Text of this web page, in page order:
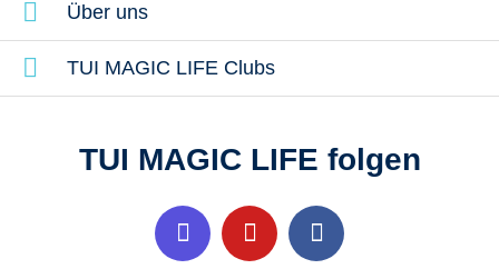
Über uns
TUI MAGIC LIFE Clubs
TUI MAGIC LIFE folgen